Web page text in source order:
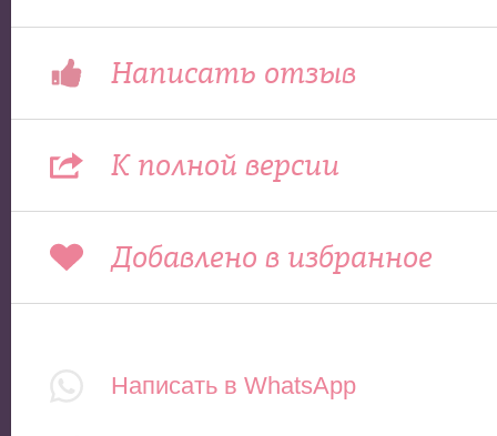
Написать отзыв
К полной версии
Добавлено в избранное
Написать в WhatsApp